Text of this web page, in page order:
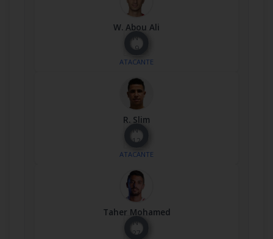
W. Abou Ali
Nº
9
ATACANTE
R. Slim
Nº
12
ATACANTE
Taher Mohamed
Nº
27